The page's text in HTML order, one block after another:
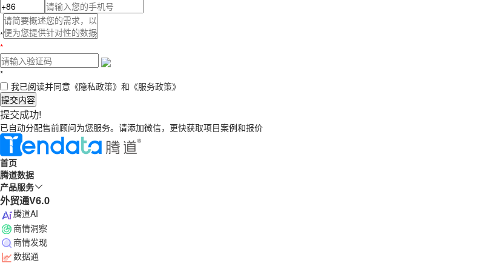
*
*
*
我已阅读并同意 《隐私政策》 和 《服务政策》
提交内容
提交成功!
已自动分配售前顾问为您服务。请添加微信，更快获取项目案例和报价
首页
腾道数据
产品服务
外贸通V6.0
腾道AI
商情洞察
商情发现
数据通